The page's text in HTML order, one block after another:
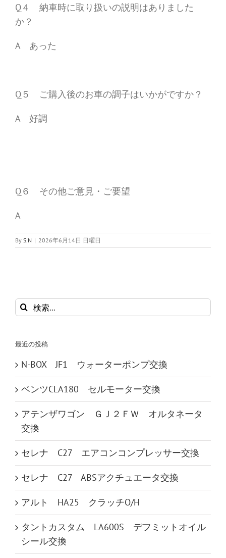
Q４ 納車時に取り扱いの説明はありました
か？
A あった
Q５ ご購入後のお車の調子はいかがですか？
A 好調
Q６ その他ご意見・ご要望
A
By S.N | 2026年6月14日 日曜日
検
索
最近の投稿
N-BOX JF1 ウォーターポンプ交換
ベンツCLA180 セルモーター交換
アテンザワゴン ＧＪ２ＦＷ オルタネータ
交換
セレナ C27 エアコンコンプレッサー交換
セレナ C27 ABSアクチュエータ交換
アルト HA25 クラッチO/H
タントカスタム LA600S デフミットオイル
シール交換